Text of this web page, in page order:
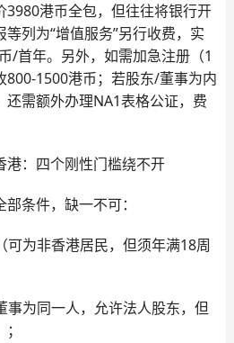
3980港币全包，但往往将银行开
列为“增值服务”另行收费，实
/首年。另外，如需加急注册（1
800-1500港币；若股东/董事为内
需额外办理NA1表格公证，费
港：四个刚性门槛绕不开
条件，缺一不可：
可为非香港居民，但须年满18周
事为同一人，允许法人股东，但